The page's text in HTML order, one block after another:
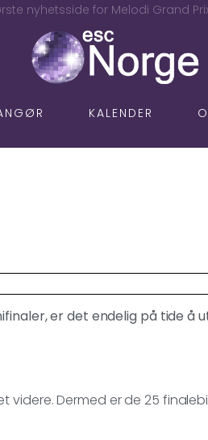
nyhetsside for Melodi Grand
KALENDER
er det endelig på tide å
Dermed er de 25